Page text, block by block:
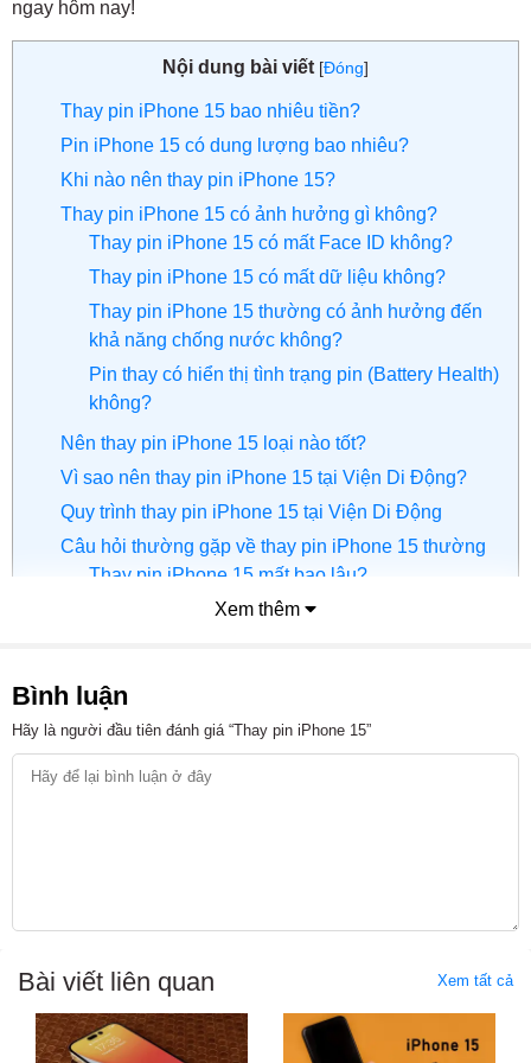
ngay hôm nay!
Nội dung bài viết [Đóng]
Thay pin iPhone 15 bao nhiêu tiền?
Pin iPhone 15 có dung lượng bao nhiêu?
Khi nào nên thay pin iPhone 15?
Thay pin iPhone 15 có ảnh hưởng gì không?
Thay pin iPhone 15 có mất Face ID không?
Thay pin iPhone 15 có mất dữ liệu không?
Thay pin iPhone 15 thường có ảnh hưởng đến
khả năng chống nước không?
Pin thay có hiển thị tình trạng pin (Battery Health)
không?
Nên thay pin iPhone 15 loại nào tốt?
Vì sao nên thay pin iPhone 15 tại Viện Di Động?
Quy trình thay pin iPhone 15 tại Viện Di Động
Câu hỏi thường gặp về thay pin iPhone 15 thường
Thay pin iPhone 15 mất bao lâu?
Sau khi thay pin iPhone 15 có cần hiệu chỉnh pin
Có nên thay pin iPhone 15 sớm khi pin chưa
dưới 80% không?
Tổng kết
1.050.000đ tùy theo loại pin khách hàng lựa chọn tại Viện Di
Mức giá đã bao gồm công thay và bảo hành, không phát
sinh chi phí ẩn.
Xem thêm
Bình luận
Hãy là người đầu tiên đánh giá “Thay pin iPhone 15”
Bài viết liên quan Xem tất cả